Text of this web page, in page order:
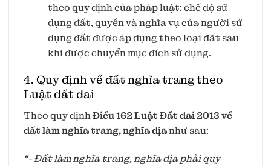
theo quy định của pháp luật; chế độ sử
dụng đất, quyền và nghĩa vụ của người sử
dụng đất được áp dụng theo loại đất sau
khi được chuyển mục đích sử dụng.
4. Quy định về đất nghĩa trang theo
Luật đất đai
Theo quy địnhĐiều 162 Luật Đất đai 2013 về
đất làm nghĩa trang, nghĩa địanhư sau:
“- Đất làm nghĩa trang, nghĩa địa phải quy